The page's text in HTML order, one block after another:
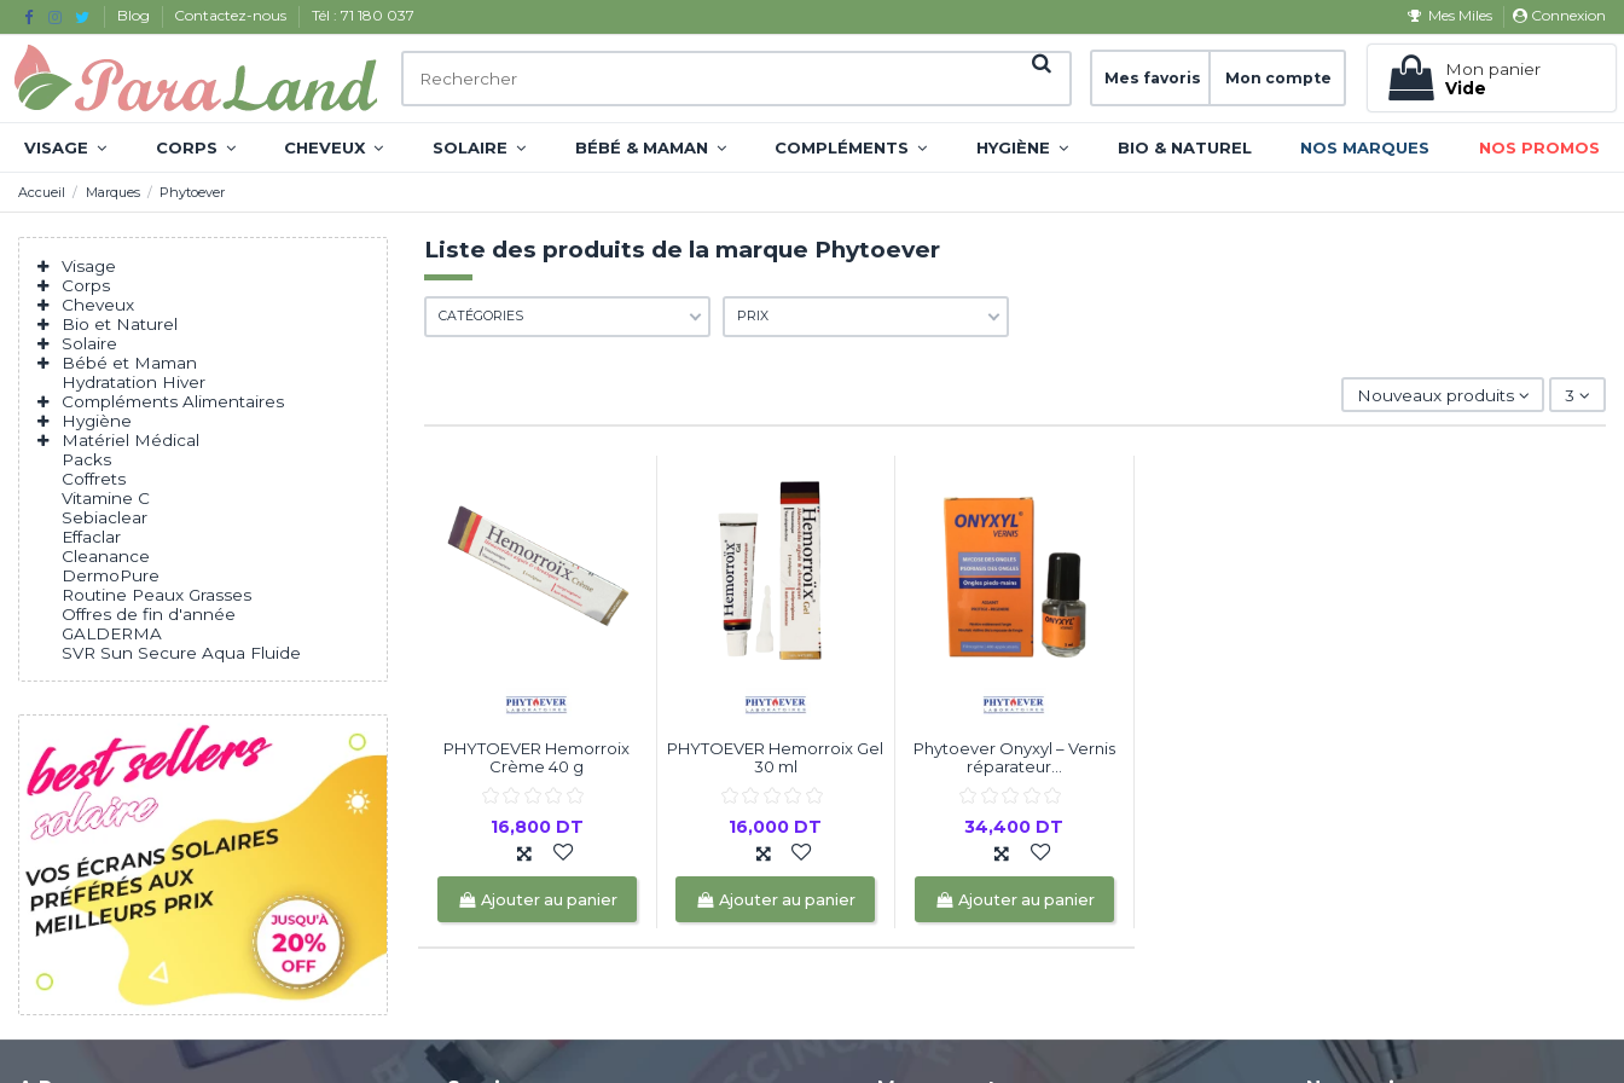
Blog Contactez-nous Tél : 71 180 037 Mes Miles Connexion
Mes favoris Mon compte
Mon panier
Vide
VISAGE CORPS CHEVEUX SOLAIRE BÉBÉ & MAMAN COMPLÉMENTS HYGIÈNE BIO & NATUREL NOS MARQUES NOS PROMOS
Accueil Marques Phytoever
Visage
Corps
Cheveux
Bio et Naturel
Solaire
Bébé et Maman
Hydratation Hiver
Compléments Alimentaires
Hygiène
Matériel Médical
Packs
Coffrets
Vitamine C
Sebiaclear
Effaclar
Cleanance
DermoPure
Routine Peaux Grasses
Offres de fin d'année
GALDERMA
SVR Sun Secure Aqua Fluide
Liste des produits de la marque Phytoever
CATÉGORIES PRIX
Nouveaux produits 3
PHYTOEVER Hemorroix
Crème 40 g
16,800 DT
Ajouter au panier
PHYTOEVER Hemorroix Gel
30 ml
16,000 DT
Ajouter au panier
Phytoever Onyxyl – Vernis
réparateur...
34,400 DT
Ajouter au panier